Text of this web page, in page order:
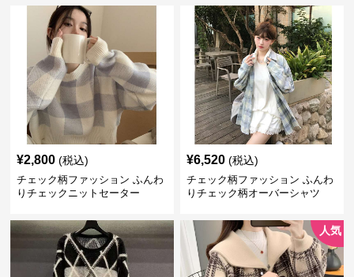
¥2,800 (税込)
チェック柄ファッション ふんわ
りチェックニットセーター
¥6,520 (税込)
チェック柄ファッション ふんわ
りチェック柄オーバーシャツ
人気